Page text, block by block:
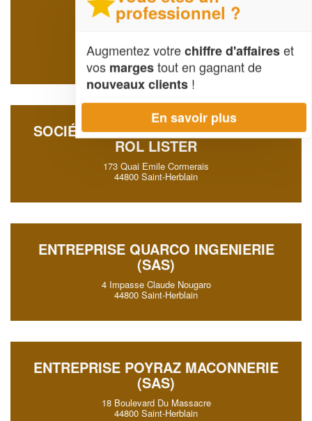
SAS B&BC
44800 Saint-Herblain
SOCIÉTÉ STEP SATR SCREG COLAS
ROL LISTER
173 Quai Emile Cormerais
44800 Saint-Herblain
ENTREPRISE QUARCO INGENIERIE
(SAS)
4 Impasse Claude Nougaro
44800 Saint-Herblain
ENTREPRISE POYRAZ MACONNERIE
(SAS)
18 Boulevard Du Massacre
44800 Saint-Herblain
professionnel ?
Augmentez votrechiffre d'affaireset
vos margestout en gagnant de
nouveaux clients !
En savoir plus